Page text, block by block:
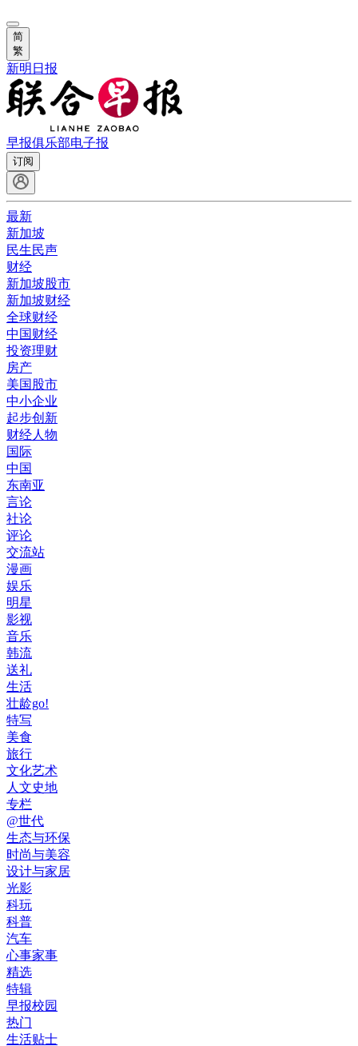
简
繁
新明日报
早报俱乐部电子报
订阅
最新
新加坡
民生民声
财经
新加坡股市
新加坡财经
全球财经
中国财经
投资理财
房产
美国股市
中小企业
起步创新
财经人物
国际
中国
东南亚
言论
社论
评论
交流站
漫画
娱乐
明星
影视
音乐
韩流
送礼
生活
壮龄go!
特写
美食
旅行
文化艺术
人文史地
专栏
@世代
生态与环保
时尚与美容
设计与家居
光影
科玩
科普
汽车
心事家事
精选
特辑
早报校园
热门
生活贴士